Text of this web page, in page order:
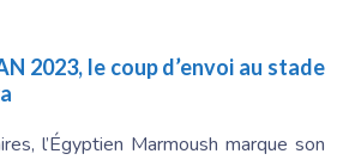
2023, le coup d’envoi au stade
l’Égyptien Marmoush marque son